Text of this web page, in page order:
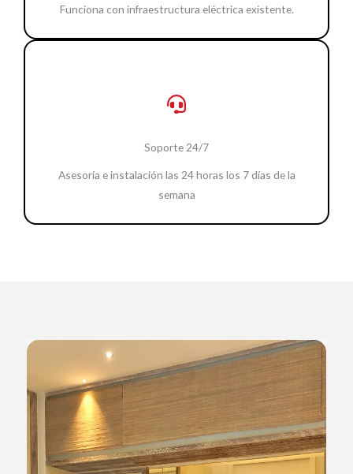
Funciona con infraestructura eléctrica existente.
Soporte 24/7
Asesoría e instalación las 24 horas los 7 días de la
semana